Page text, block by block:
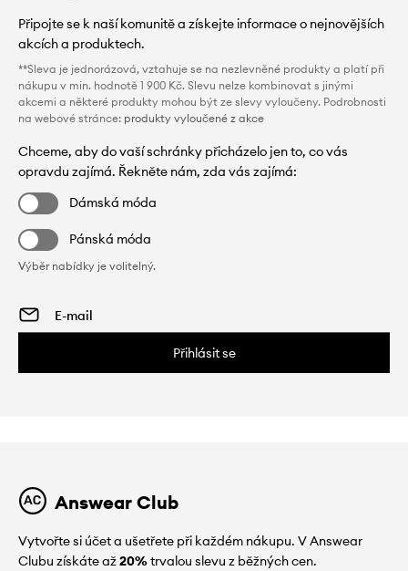
Připojte se k naší komunitě a získejte informace o nejnovějších
akcích a produktech.
**Sleva je jednorázová, vztahuje se na nezlevněné produkty a platí při
nákupu v min. hodnotě 1 900 Kč. Slevu nelze kombinovat s jinými
akcemi a některé produkty mohou být ze slevy vyloučeny. Podrobnosti
na webové stránce: produkty vyloučené z akce
Chceme, aby do vaší schránky přicházelo jen to, co vás
opravdu zajímá. Řekněte nám, zda vás zajímá:
Dámská móda
Pánská móda
Výběr nabídky je volitelný.
Přihlásit se
Answear Club
Vytvořte si účet a ušetřete při každém nákupu. V Answear
Clubu získáte až20%trvalou slevu z běžných cen.